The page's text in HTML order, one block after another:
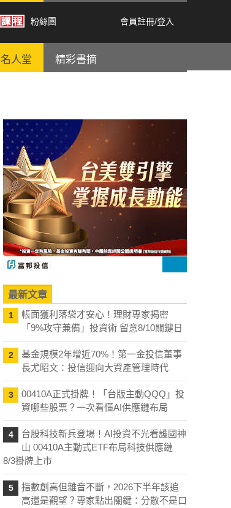
粉絲團 會員註冊/登入
名人堂 精彩書摘
最新文章
1
帳面獲利落袋才安心！理財專家揭密
「9%攻守兼備」投資術 留意8/10關鍵日
2
基金規模2年增近70%！第一金投信董事
長尤昭文：投信迎向大資產管理時代
3
00410A正式掛牌！「台版主動QQQ」投
資哪些股票？一次看懂AI供應鏈布局
4
台股科技新兵登場！AI投資不光看護國神
山 00410A主動式ETF布局科技供應鏈
8/3掛牌上市
5
指數創高但雜音不斷，2026下半年該追
高還是觀望？專家點出關鍵：分散不是口